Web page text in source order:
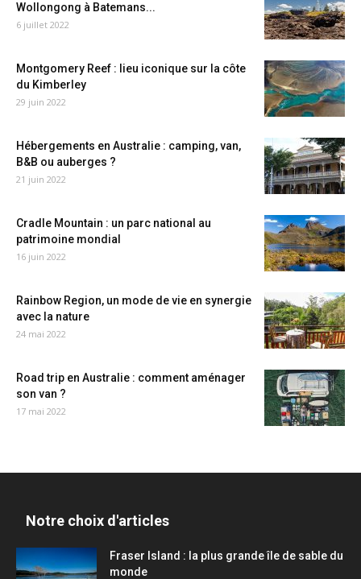
Wollongong à Batemans...
6 juillet 2022
Montgomery Reef : lieu iconique sur la côte
du Kimberley
29 juin 2022
Hébergements en Australie : camping, van,
B&B ou auberges ?
21 juin 2022
Cradle Mountain : un parc national au
patrimoine mondial
16 juin 2022
Rainbow Region, un mode de vie en synergie
avec la nature
24 mai 2022
Road trip en Australie : comment aménager
son van ?
17 mai 2022
Notre choix d'articles
Fraser Island : la plus grande île de sable du
monde